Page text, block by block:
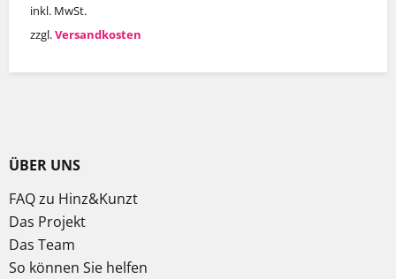
inkl. MwSt.
zzgl.Versandkosten
ÜBER UNS
FAQ zu Hinz&Kunzt
Das Projekt
Das Team
So können Sie helfen